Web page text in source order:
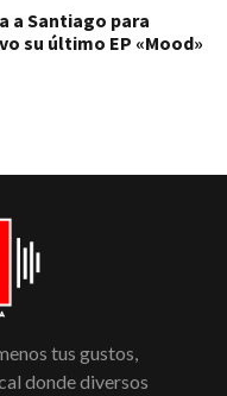
a Santiago para
su último EP «Mood»
tus gustos,
donde diversos